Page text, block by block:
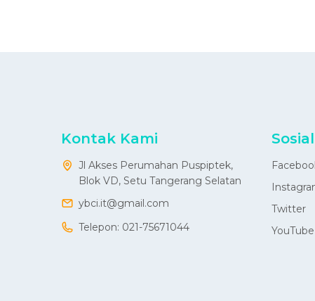
Kontak Kami
Jl Akses Perumahan Puspiptek,
Blok VD, Setu Tangerang Selatan
ybci.it@gmail.com
Telepon: 021-75671044
Twitter
YouTube